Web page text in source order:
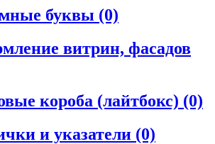
буквы (0)
витрин, фасадов
короба (лайтбокс) (0)
и указатели (0)